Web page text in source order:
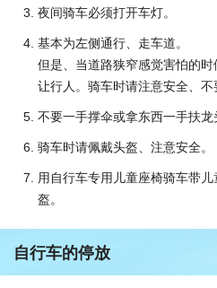
夜间骑车必须打开车灯。
基本为左侧通行、走车道。
但是、当道路狭窄感觉害怕的
让行人。骑车时请注意安全、不
不要一手撑伞或拿东西一手扶龙
骑车时请佩戴头盔、注意安全。
用自行车专用儿童座椅骑车带
盔。
自行车的停放